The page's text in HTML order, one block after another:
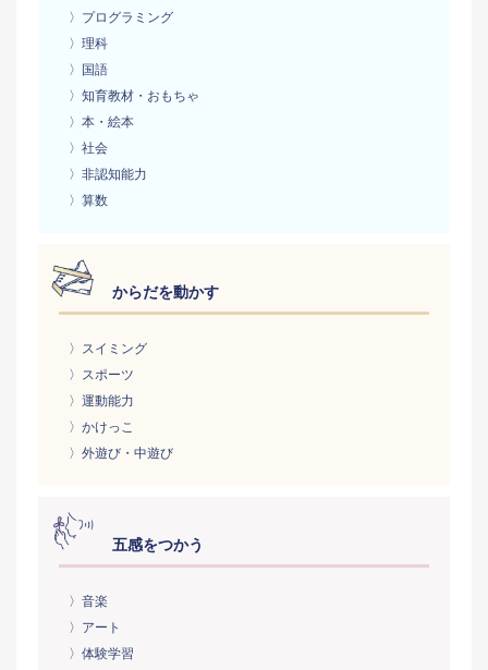
〉プログラミング
〉理科
〉国語
〉知育教材・おもちゃ
〉本・絵本
〉社会
〉非認知能力
〉算数
からだを動かす
〉スイミング
〉スポーツ
〉運動能力
〉かけっこ
〉外遊び・中遊び
五感をつかう
〉音楽
〉アート
〉体験学習